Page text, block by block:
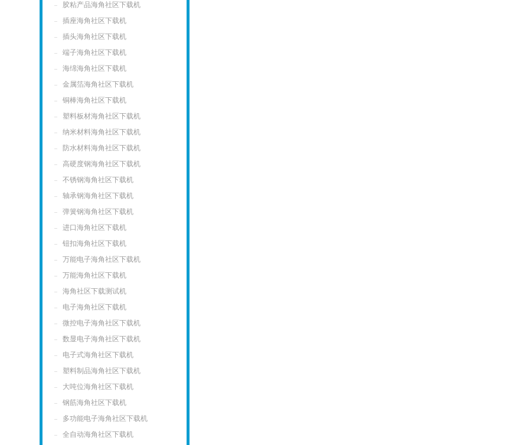
胶粘产品海角社区下载机
插座海角社区下载机
插头海角社区下载机
端子海角社区下载机
海绵海角社区下载机
金属箔海角社区下载机
铜棒海角社区下载机
塑料板材海角社区下载机
纳米材料海角社区下载机
防水材料海角社区下载机
高硬度钢海角社区下载机
不锈钢海角社区下载机
轴承钢海角社区下载机
弹簧钢海角社区下载机
进口海角社区下载机
钮扣海角社区下载机
万能电子海角社区下载机
万能海角社区下载机
海角社区下载测试机
电子海角社区下载机
微控电子海角社区下载机
数显电子海角社区下载机
电子式海角社区下载机
塑料制品海角社区下载机
大吨位海角社区下载机
钢筋海角社区下载机
多功能电子海角社区下载机
全自动海角社区下载机